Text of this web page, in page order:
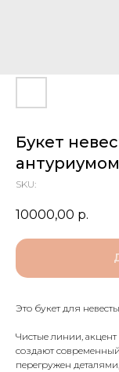
Букет
антуриумом
SKU:
10000,00 р.
Это букет для
Чистые линии,
создают
перегружен